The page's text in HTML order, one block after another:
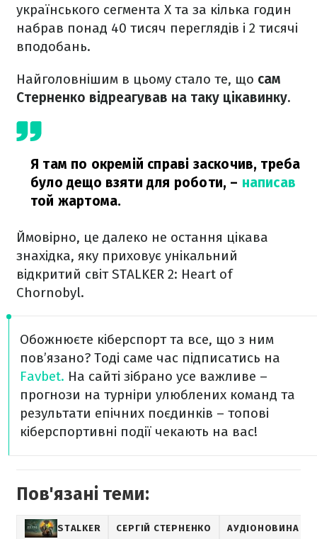
українського сегмента X та за кілька годин
набрав понад 40 тисяч переглядів і 2 тисячі
вподобань.
Найголовнішим в цьому стало те, що сам
Стерненко відреагував на таку цікавинку.
Я там по окремій справі заскочив, треба
було дещо взяти для роботи, – написав
той жартома.
Ймовірно, це далеко не остання цікава
знахідка, яку приховує унікальний
відкритий світ STALKER 2: Heart of
Chornobyl.
Обожнюєте кіберспорт та все, що з ним
пов’язано? Тоді саме час підписатись на
Favbet. На сайті зібрано усе важливе –
прогнози на турніри улюблених команд та
результати епічних поєдинків – топові
кіберспортивні події чекають на вас!
Пов'язані теми:
STALKER СЕРГІЙ СТЕРНЕНКО АУДІОНОВИНА